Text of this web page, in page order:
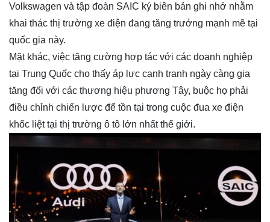
Volkswagen và tập đoàn SAIC ký biên bản ghi nhớ nhằm
khai thác thị trường xe điện đang tăng trưởng mạnh mẽ tại
quốc gia này.
Mặt khác, việc tăng cường hợp tác với các doanh nghiệp
tại Trung Quốc cho thấy áp lực cạnh tranh ngày càng gia
tăng đối với các thương hiệu phương Tây, buộc họ phải
điều chỉnh chiến lược để tồn tại trong cuộc đua xe điện
khốc liệt tại thị trường ô tô lớn nhất thế giới.